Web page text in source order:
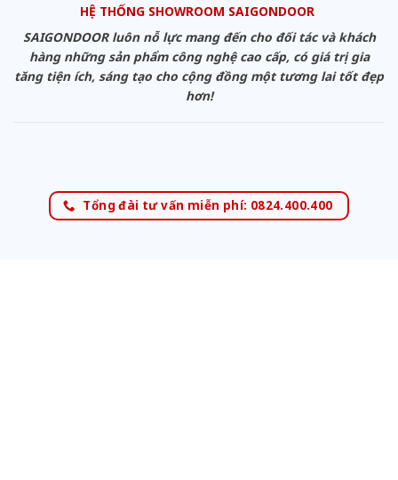
HỆ THỐNG SHOWROOM SAIGONDOOR
SAIGONDOOR luôn nỗ lực mang đến cho đối tác và khách
hàng những sản phẩm công nghệ cao cấp, có giá trị gia
tăng tiện ích, sáng tạo cho cộng đồng một tương lai tốt đẹp
hơn!
Tổng đài tư vấn miễn phí: 0824.400.400